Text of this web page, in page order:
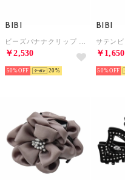
BIBI
￥2,530
50% 20
BIBI
￥1,650
50%